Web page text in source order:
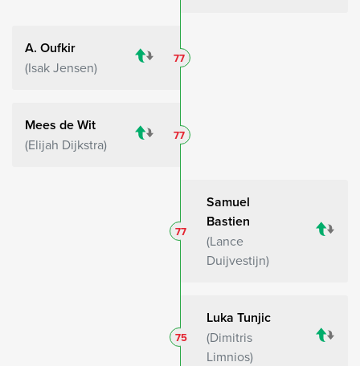
A. Oufkir
Isak Jensen
77
Mees de Wit
Elijah Dijkstra
77
Samuel
Bastien
Lance
Duijvestijn
77
Luka Tunjic
Dimitris
Limnios
75